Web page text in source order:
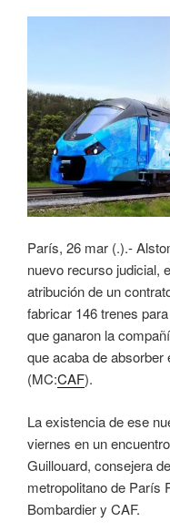
París, 26 mar (.).-
nuevo recurso judicial,
atribución de un
fabricar 146 trenes
que ganaron la
que acaba de
(MC:CAF).
La existencia de ese
viernes en un
Guillouard, consejera
metropolitano de París
Bombardier y CAF.